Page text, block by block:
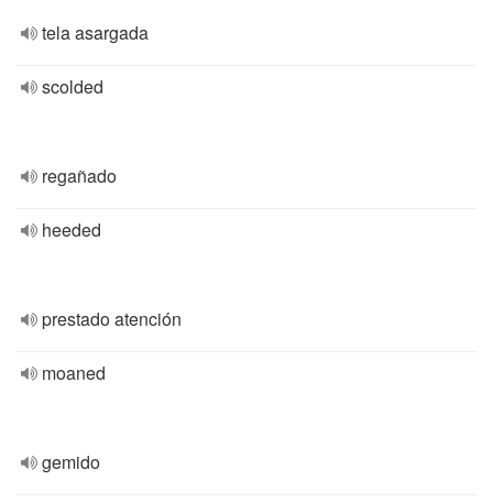
tela asargada
scolded
regañado
heeded
prestado atención
moaned
gemido